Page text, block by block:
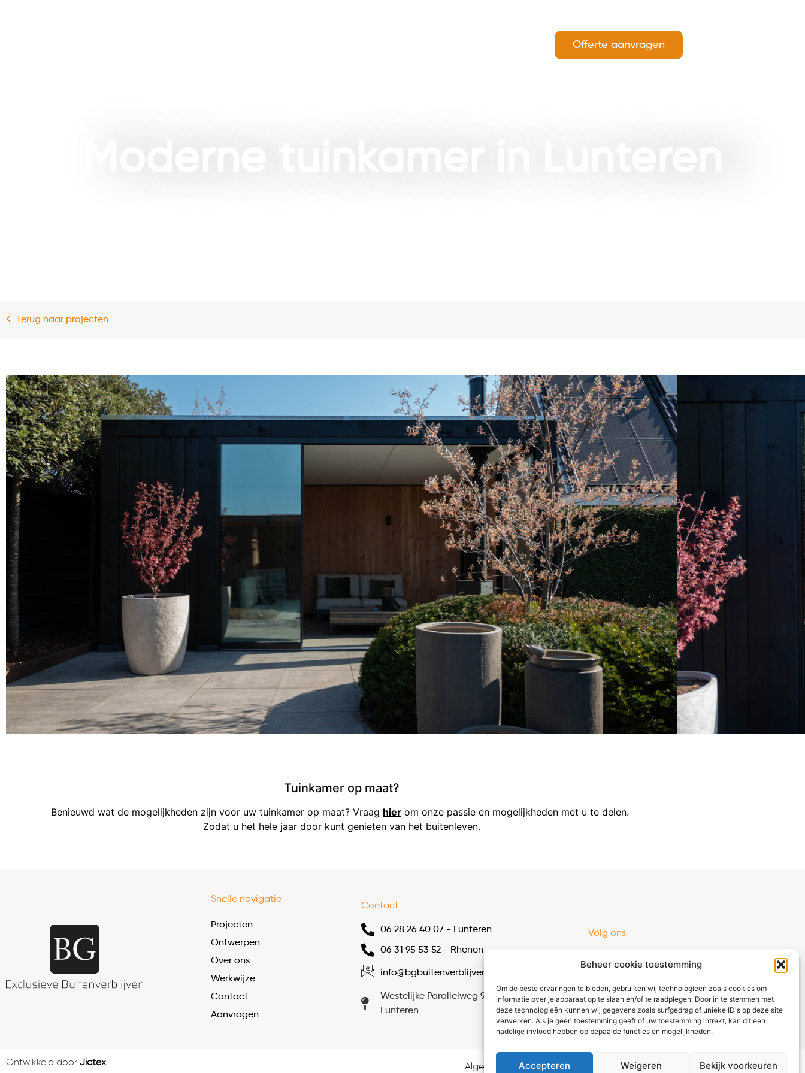
Beheer cookie toestemming
Om de beste ervaringen te bieden, gebruiken wij technologieën zoals cookies om
informatie over je apparaat op te slaan en/of te raadplegen. Door in te stemmen met
deze technologieën kunnen wij gegevens zoals surfgedrag of unieke ID's op deze site
verwerken. Als je geen toestemming geeft of uw toestemming intrekt, kan dit een
nadelige invloed hebben op bepaalde functies en mogelijkheden.
Accepteren Weigeren Bekijk voorkeuren
Offerte aanvragen
← Terug naar projecten
Tuinkamer op maat?
Benieuwd wat de mogelijkheden zijn voor uw tuinkamer op maat? Vraag hier om onze passie en mogelijkheden met u te delen.
Zodat u het hele jaar door kunt genieten van het buitenleven.
Snelle navigatie
Projecten
Ontwerpen
Over ons
Werkwijze
Contact
Aanvragen
Contact
06 28 26 40 07 - Lunteren
06 31 95 53 52 - Rhenen
info@bgbuitenverblijven.nl
Westelijke Parallelweg 9, 6741 ZM
Lunteren
Volg ons
Facebook
Ontwikkeld door Jictex Algemene voorwaarden Privacybeleid|Cookies